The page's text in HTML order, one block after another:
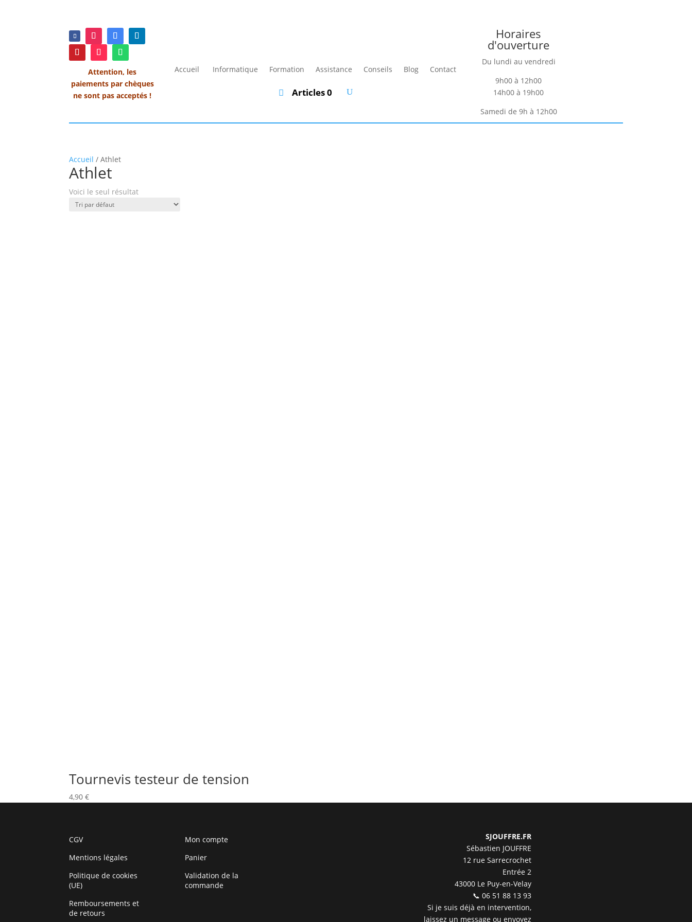
Attention, les
paiements par chèques
ne sont pas acceptés !
Accueil Informatique Formation Assistance Conseils Blog Contact
Articles 0
Horaires
d'ouverture
Du lundi au vendredi
9h00 à 12h00
14h00 à 19h00
Samedi de 9h à 12h00
Accueil / Athlet
Athlet
Voici le seul résultat
Tournevis testeur de tension
4,90€
CGV
Mentions légales
Politique de cookies
(UE)
Remboursements et
de retours
Mon compte
Panier
Validation de la
commande
SJOUFFRE.FR
Sébastien JOUFFRE
12 rue Sarrecrochet
Entrée 2
43000 Le Puy-en-Velay
📞 06 51 88 13 93
Si je suis déjà en intervention,
laissez un message ou envoyez